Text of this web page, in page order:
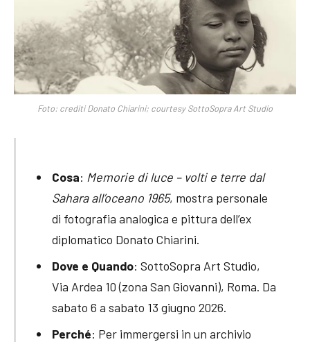
Foto: crediti Donato Chiarini; courtesy SottoSopra Art Studio
Cosa: Memorie di luce – volti e terre dal
Sahara all’oceano 1965, mostra personale
di fotografia analogica e pittura dell’ex
diplomatico Donato Chiarini.
Dove e Quando: SottoSopra Art Studio,
Via Ardea 10 (zona San Giovanni), Roma. Da
sabato 6 a sabato 13 giugno 2026.
Perché: Per immergersi in un archivio